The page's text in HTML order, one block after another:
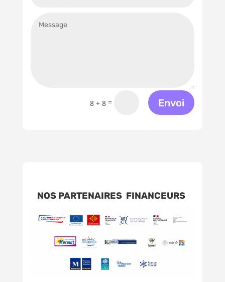
8 + 8 = Envoi
NOS PARTENAIRES FINANCEURS